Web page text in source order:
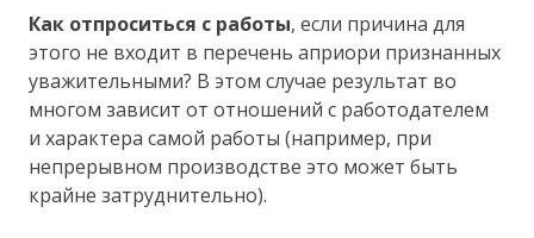
Как отпроситься с работы, если причина для
этого не входит в перечень априори признанных
уважительными? В этом случае результат во
многом зависит от отношений с работодателем
и характера самой работы (например, при
непрерывном производстве это может быть
крайне затруднительно).